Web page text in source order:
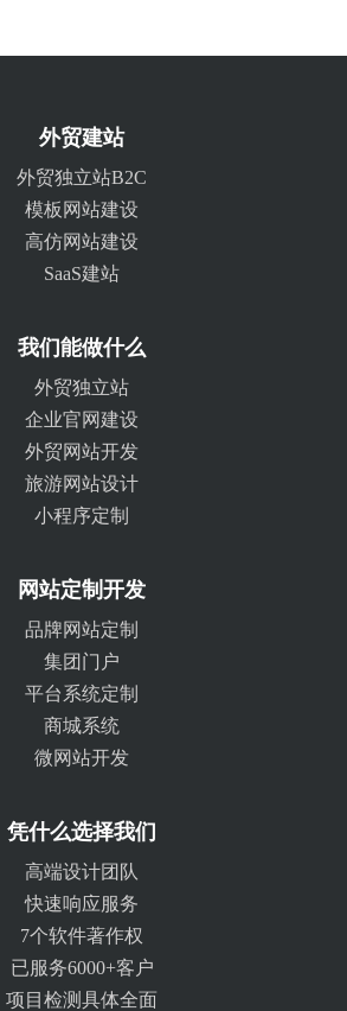
外贸建站
外贸独立站B2C
模板网站建设
高仿网站建设
SaaS建站
我们能做什么
外贸独立站
企业官网建设
外贸网站开发
旅游网站设计
小程序定制
网站定制开发
品牌网站定制
集团门户
平台系统定制
商城系统
微网站开发
凭什么选择我们
高端设计团队
快速响应服务
7个软件著作权
已服务6000+客户
项目检测具体全面